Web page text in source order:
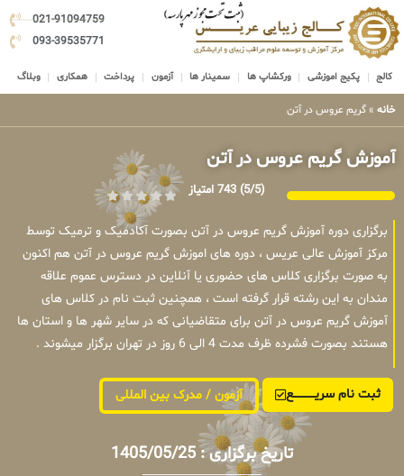
021-91094759
093-39535771
کالج پکیج اموزشی ورکشاپ ها سمینار ها آزمون پرداخت همکاری وبلاگ
خانه » گریم عروس در آتن
آموزش گریم عروس در آتن
(5/5) 743 امتیاز
برگزاری دوره آموزش گریم عروس در آتن بصورت آکادمیک و ترمیک توسط
مرکز آموزش عالی عریس ، دوره های اموزش گریم عروس در آتن هم اکنون
به صورت برگزاری کلاس های حضوری یا آنلاین در دسترس عموم علاقه
مندان به این رشته قرار گرفته است ، همچنین ثبت نام در کلاس های
آموزش گریم عروس در آتن برای متقاضیانی که در سایر شهر ها و استان ها
هستند بصورت فشرده ظرف مدت 4 الی 6 روز در تهران برگزار میشوند .
ثبت نام سریــــــــــــع آزمون / مدرک بین المللی
تاریخ برگزاری : 1405/05/25